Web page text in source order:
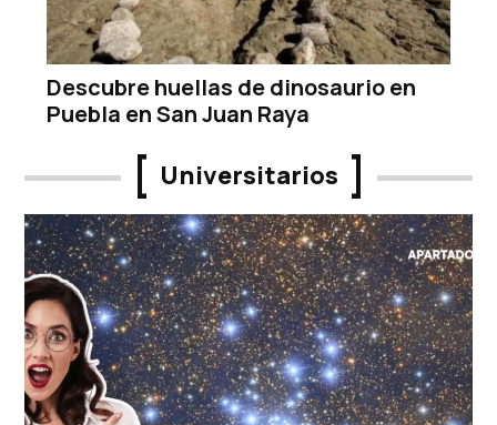
Descubre huellas de dinosaurio en
Puebla en San Juan Raya
Universitarios